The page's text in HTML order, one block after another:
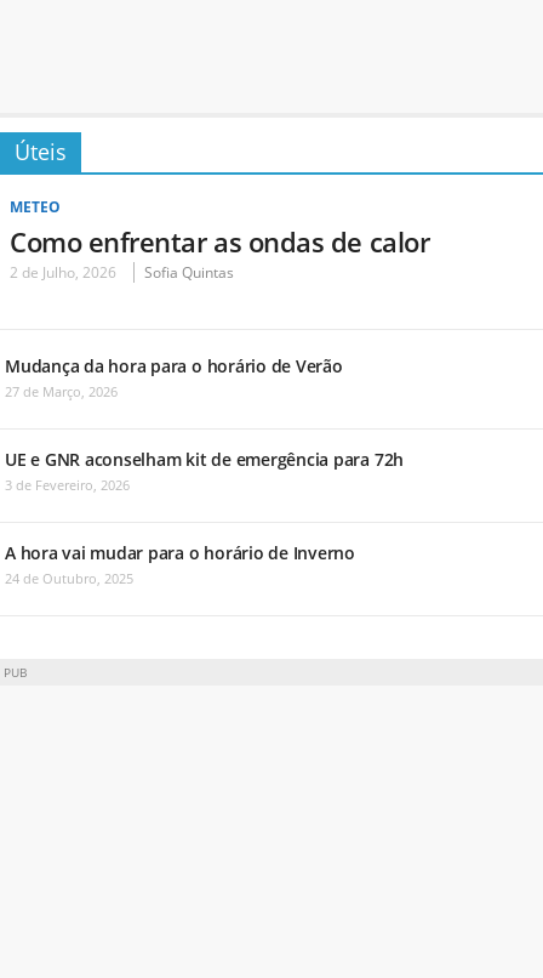
Úteis
METEO
Como enfrentar as ondas de calor
2 de Julho, 2026 Sofia Quintas
Mudança da hora para o horário de Verão
27 de Março, 2026
UE e GNR aconselham kit de emergência para 72h
3 de Fevereiro, 2026
A hora vai mudar para o horário de Inverno
24 de Outubro, 2025
PUB